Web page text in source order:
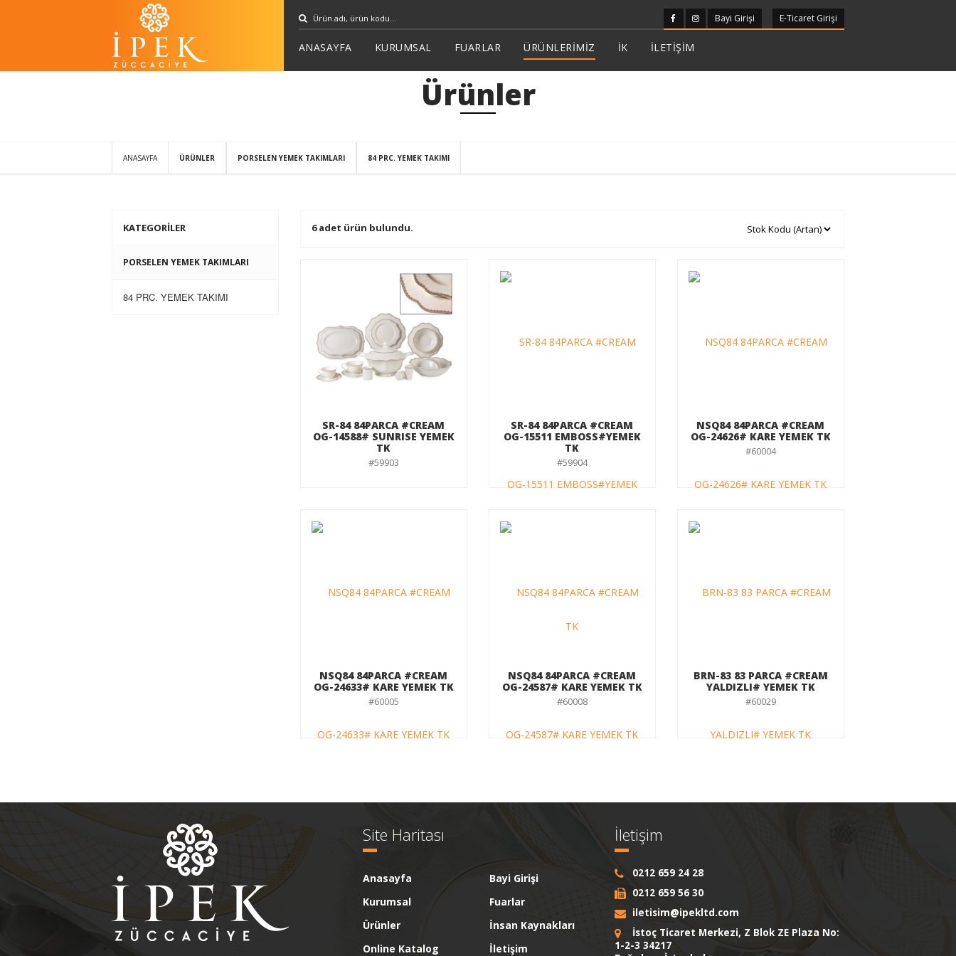
Bayi Girişi E-Ticaret Girişi
ANASAYFA KURUMSAL FUARLAR ÜRÜNLERİMİZ İK İLETİŞİM
Ürünler
ANASAYFA ÜRÜNLER PORSELEN YEMEK TAKIMLARI 84 PRC. YEMEK TAKIMI
KATEGORİLER
PORSELEN YEMEK TAKIMLARI
84 PRC. YEMEK TAKIMI
6 adet ürün bulundu.
SR-84 84PARCA #CREAM
OG-14588# SUNRISE YEMEK
TK
#59903
SR-84 84PARCA #CREAM
OG-15511 EMBOSS#YEMEK
TK
#59904
NSQ84 84PARCA #CREAM
OG-24626# KARE YEMEK TK
#60004
NSQ84 84PARCA #CREAM
OG-24633# KARE YEMEK TK
#60005
NSQ84 84PARCA #CREAM
OG-24587# KARE YEMEK TK
#60008
BRN-83 83 PARCA #CREAM
YALDIZLI# YEMEK TK
#60029
Site Haritası
Anasayfa
Bayi Girişi
Kurumsal
Fuarlar
Ürünler
İnsan Kaynakları
Online Katalog
İletişim
İletişim
0212 659 24 28
0212 659 56 30
iletisim@ipekltd.com
İstoç Ticaret Merkezi, Z Blok ZE Plaza No:
1-2-3 34217